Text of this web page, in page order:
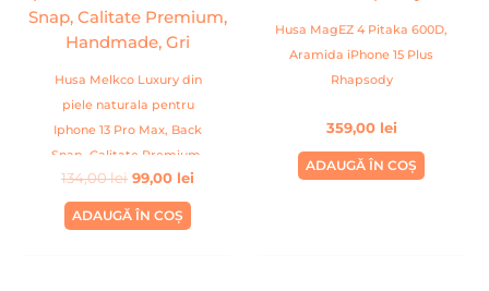
Husa Melkco Luxury din
piele naturala pentru
Iphone 13 Pro Max, Back
Snap, Calitate Premium,
Handmade, Gri
134,00lei
134,00 lei.
99,00 lei
ADAUGĂ ÎN COȘ
Husa MagEZ 4 Pitaka 600D,
Aramida iPhone 15 Plus
Rhapsody
359,00 lei
ADAUGĂ ÎN COȘ